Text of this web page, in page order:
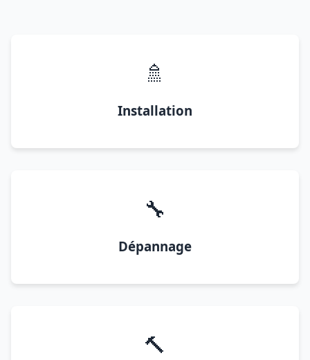
🚿
Installation
🔧
Dépannage
🔨